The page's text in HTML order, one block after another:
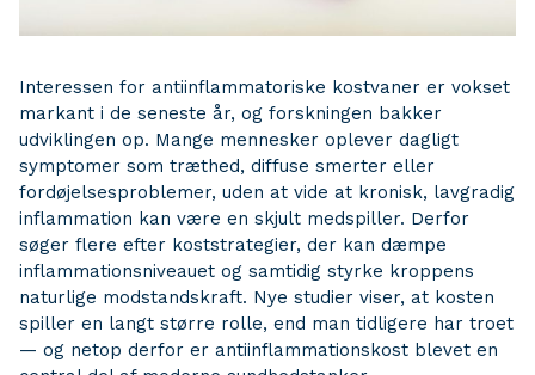
Interessen for antiinflammatoriske kostvaner er vokset
markant i de seneste år, og forskningen bakker
udviklingen op. Mange mennesker oplever dagligt
symptomer som træthed, diffuse smerter eller
fordøjelsesproblemer, uden at vide at kronisk, lavgradig
inflammation kan være en skjult medspiller. Derfor
søger flere efter koststrategier, der kan dæmpe
inflammationsniveauet og samtidig styrke kroppens
naturlige modstandskraft. Nye studier viser, at kosten
spiller en langt større rolle, end man tidligere har troet
— og netop derfor er antiinflammationskost blevet en